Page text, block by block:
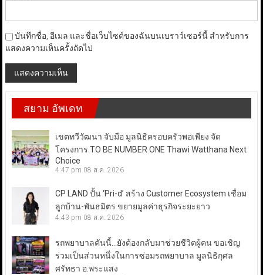
บันทึกชื่อ, อีเมล และชื่อเว็บไซต์ของฉันบนเบราว์เซอร์นี้ สำหรับการ
แสดงความเห็นครั้งถัดไป
สยาม อัพเดท
เขตทวีวัฒนา จับมือ มูลนิธิครอบครัวพอเพียง จัด
โครงการ TO BE NUMBER ONE Thawi Watthana Next
Choice
4:47 pm 08 ส.ค. 2026
CP LAND ปั้น ‘Pri-d’ สร้าง Customer Ecosystem เชื่อม
ลูกบ้าน-พันธมิตร ขยายมูลค่าธุรกิจระยะยาว
4:43 pm 08 ส.ค. 2026
รถพยาบาลคันนี้…ยังต้องกลับมาช่วยชีวิตผู้คน ขอเชิญ
ร่วมเป็นส่วนหนึ่งในการซ่อมรถพยาบาล มูลนิธิกุศล
ศรัทธา อ.พระแสง